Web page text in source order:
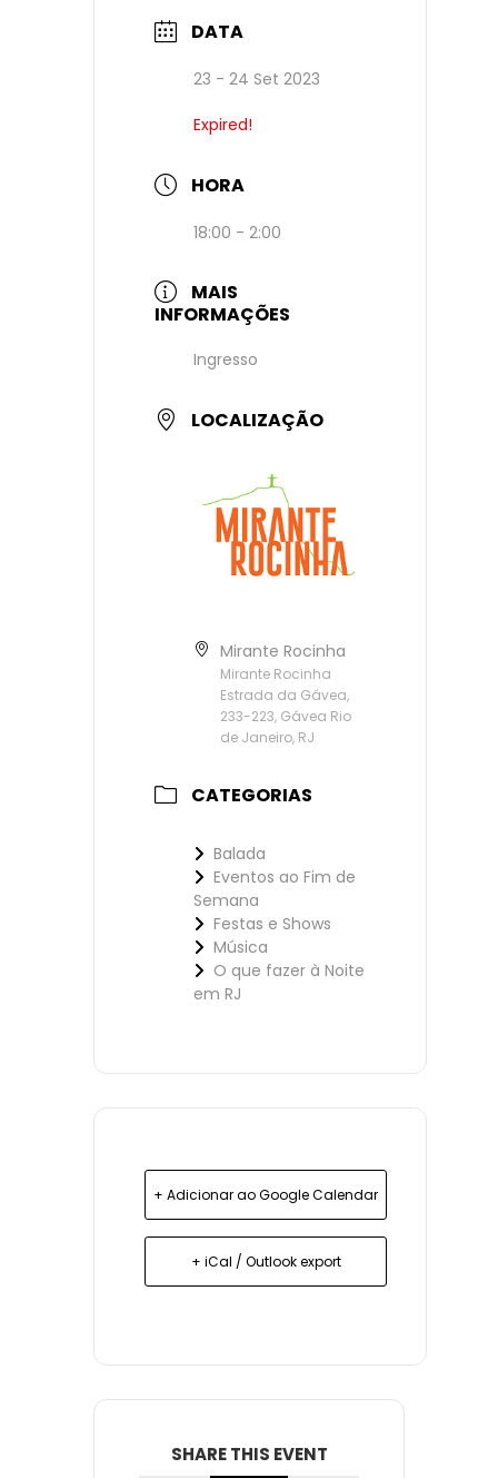
DATA
23 - 24 Set 2023
Expired!
HORA
18:00 - 2:00
MAIS
INFORMAÇÕES
Ingresso
LOCALIZAÇÃO
Mirante Rocinha
Mirante Rocinha
Estrada da Gávea,
233-223, Gávea Rio
de Janeiro, RJ
CATEGORIAS
Balada
Eventos ao Fim de
Semana
Festas e Shows
Música
O que fazer à Noite
em RJ
+ Adicionar ao Google Calendar
+ iCal / Outlook export
SHARE THIS EVENT